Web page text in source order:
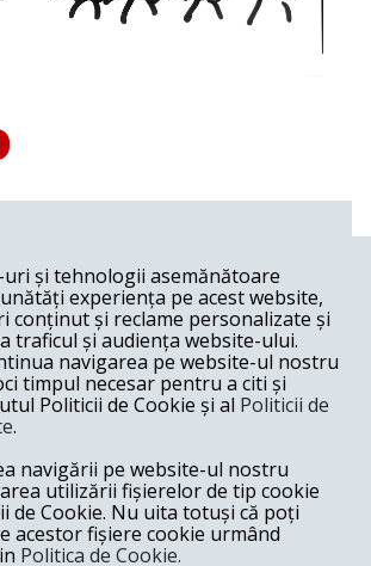
07-29-2025
uri și tehnologii asemănătoare
experiența pe acest website,
conținut și reclame personalizate și
traficul și audiența website-ului.
navigarea pe website-ul nostru
timpul necesar pentru a citi și
Politicii de Cookie și al Politicii de
.
navigării pe website-ul nostru
utilizării fișierelor de tip cookie
de Cookie. Nu uita totuși că poți
acestor fișiere cookie urmând
Politica de Cookie.